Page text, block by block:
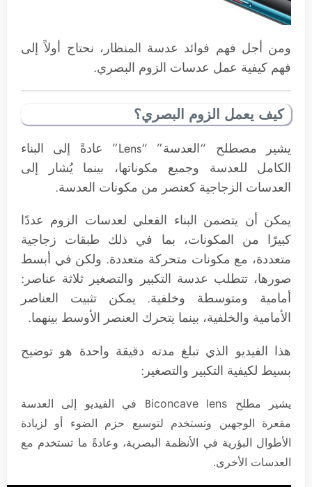
ومن أجل فهم فوائد عدسة المنظار، نحتاج أولاً إلى
فهم كيفية عمل عدسات الزوم البصري.
كيف يعمل الزوم البصري؟
يشير مصطلح “العدسة” “Lens” عادةً إلى البناء
الكامل للعدسة وجميع مكوناتها، بينما يُشار إلى
العدسات الزجاجية كعنصر من مكونات العدسة.
يمكن أن يتضمن البناء الفعلي لعدسات الزوم عددًا
كبيرًا من المكونات، بما في ذلك طبقات زجاجية
متعددة، مع مكونات متحركة متعددة. ولكن في أبسط
صورها، تتطلب عدسة التكبير والتصغير ثلاثة عناصر:
أمامية ومتوسطة وخلفية. يمكن تثبيت العناصر
الأمامية والخلفية، بينما يتحرك العنصر الأوسط بينهما.
هذا الفيديو الذي تبلغ مدته دقيقة واحدة هو توضيح
بسيط لكيفية التكبير والتصغير:
يشير مطلح B
iconcave lens في الفيديو إلى العدسة
مقعرة الوجهين وتستخدم لتوسيع حزم الضوء أو لزيادة
الأطوال البؤرية في الأنظمة البصرية، وعادةً ما تستخدم مع
العدسات الأخرى.